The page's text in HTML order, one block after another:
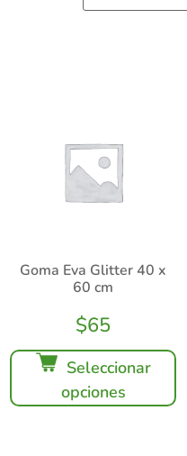
Goma Eva Glitter 40 x
60 cm
$65
Seleccionar
opciones